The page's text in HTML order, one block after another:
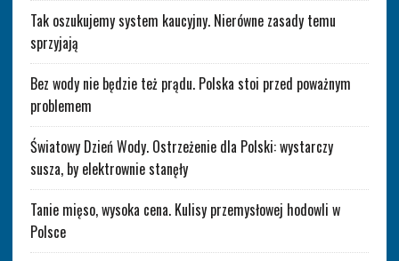
Tak oszukujemy system kaucyjny. Nierówne zasady temu
sprzyjają
Bez wody nie będzie też prądu. Polska stoi przed poważnym
problemem
Światowy Dzień Wody. Ostrzeżenie dla Polski: wystarczy
susza, by elektrownie stanęły
Tanie mięso, wysoka cena. Kulisy przemysłowej hodowli w
Polsce